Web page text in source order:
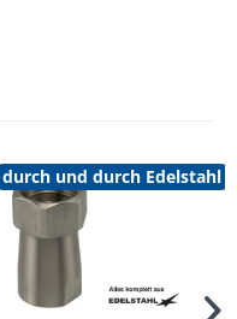
durch und durch Edelstahl